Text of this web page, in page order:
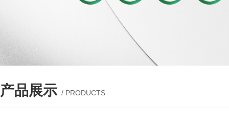
产品展示 / PRODUCTS